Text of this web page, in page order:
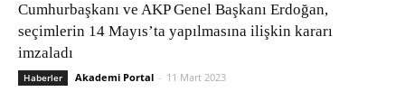
Cumhurbaşkanı ve AKP Genel Başkanı Erdoğan,
seçimlerin 14 Mayıs’ta yapılmasına ilişkin kararı
imzaladı
Haberler Akademi Portal - 11 Mart 2023